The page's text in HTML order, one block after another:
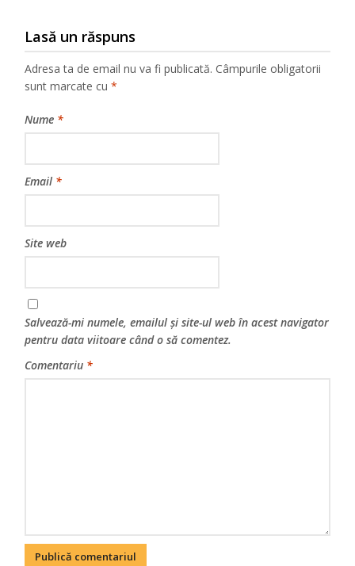
Lasă un răspuns
Adresa ta de email nu va fi publicată. Câmpurile obligatorii
sunt marcate cu*
Nume *
Email *
Site web
Salvează-mi numele, emailul și site-ul web în acest navigator
pentru data viitoare când o să comentez.
Comentariu *